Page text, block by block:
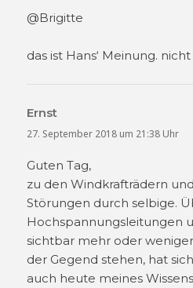
@Brigitte
das ist Hans‘ Meinung.
Ernst
27. September 2018 um 21:38 Uhr
Guten Tag,
zu den Windkrafträdern
Störungen durch selbige.
Hochspannungsleitungen
sichtbar mehr oder
der Gegend stehen, hat
auch heute meines